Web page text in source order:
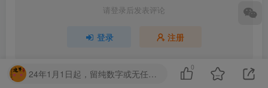
请登录后发表评论
登录 注册
24年1月1日起，留纯数字或无任何意义的字眼，第一次封禁1天，第二次7天，第三次永久！请勿提交无任何意义的字母串！
0